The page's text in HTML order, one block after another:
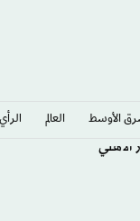
الأوسط​ العالم الرأي
الأهلي